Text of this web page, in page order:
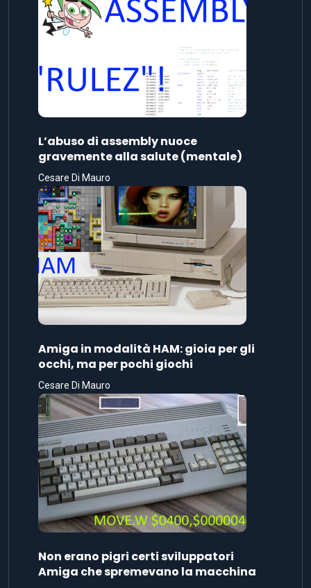
L’abuso di assembly nuoce
gravemente alla salute (mentale)
Cesare Di Mauro
Amiga in modalità HAM: gioia per gli
occhi, ma per pochi giochi
Cesare Di Mauro
Non erano pigri certi sviluppatori
Amiga che spremevano la macchina